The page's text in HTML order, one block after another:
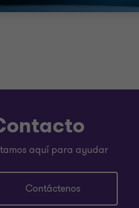
Nivel 12 local 1-B,
y 87 Av. Norte,
aquí para ayudar
Contáctenos